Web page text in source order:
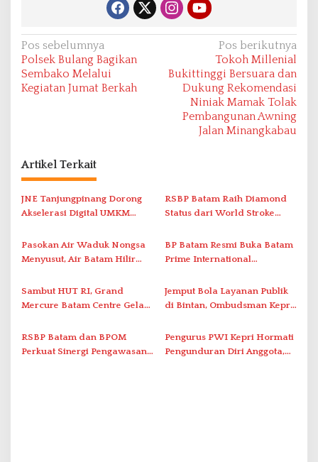
N
a
v
s
i
p
s
Pos sebelumnya
Polsek Bulang Bagikan
Sembako Melalui
Kegiatan Jumat Berkah
Pos berikutnya
Tokoh Millenial
Bukittinggi Bersuara dan
Dukung Rekomendasi
Niniak Mamak Tolak
Pembangunan Awning
Jalan Minangkabau
Artikel Terkait
JNE Tanjungpinang Dorong
Akselerasi Digital UMKM
2026
RSBP Batam Raih Diamond
Status dari World Stroke
Penanganan Stroke
Berstandar Internasional
Pasokan Air Waduk Nongsa
Menyusut, Air Batam Hilir
Antar-IPAM
BP Batam Resmi Buka Batam
Prime International
2026 di Stadion Temenggung
Abdul Jamal
Sambut HUT RI, Grand
Mercure Batam Centre Gelar
Nusantara’
Jemput Bola Layanan Publik
di Bintan, Ombudsman Kepri
Solar Nelayan
RSBP Batam dan BPOM
Perkuat Sinergi Pengawasan
Pengurus PWI Kepri Hormati
Pengunduran Diri Anggota,